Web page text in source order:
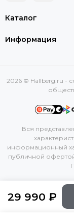
29 990 ₽
Каталог
Информация
2026 © Hallberg.ru -
Вся
информационный
публичной